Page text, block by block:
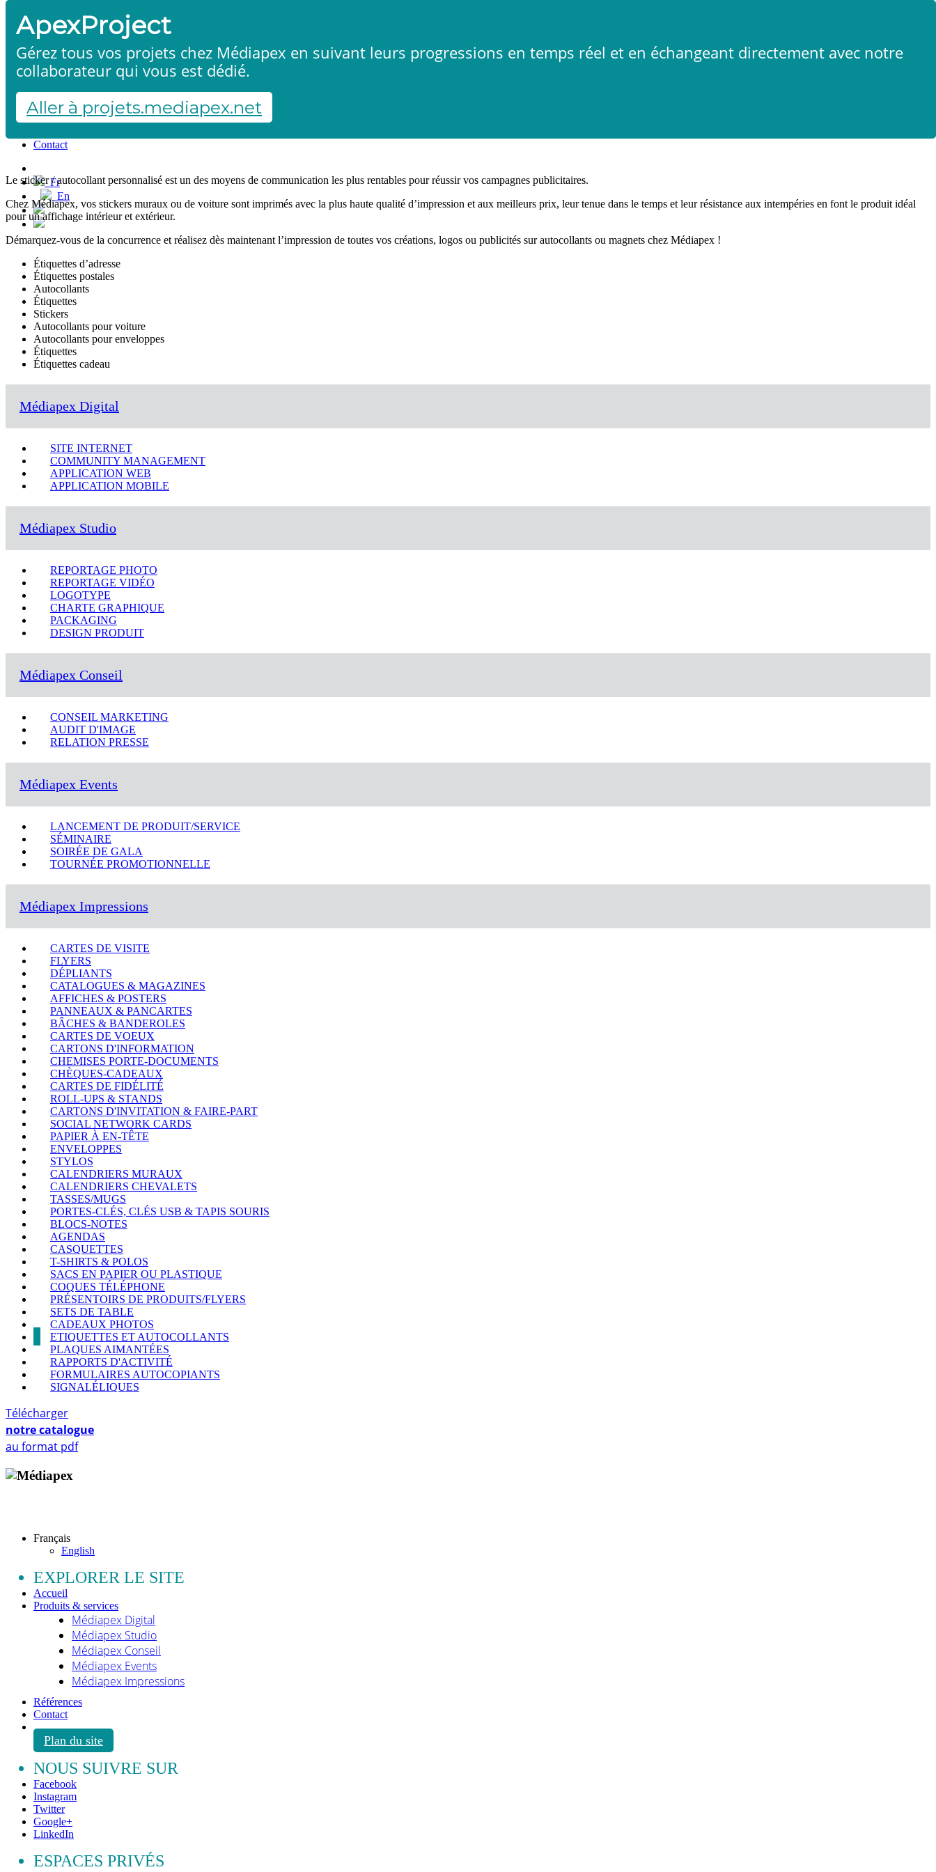
Accueil
Produits & services
Contact
Fr
En
Français
English
Etiquettes et autocollants
Le sticker / autocollant personnalisé est un des moyens de communication les plus rentables pour réussir vos campagnes publicitaires.
Chez Médiapex, vos stickers muraux ou de voiture sont imprimés avec la plus haute qualité d’impression et aux meilleurs prix, leur tenue dans le temps et leur résistance aux intempéries en font le produit idéal
pour un affichage intérieur et extérieur.
Démarquez-vous de la concurrence et réalisez dès maintenant l’impression de toutes vos créations, logos ou publicités sur autocollants ou magnets chez Médiapex !
Étiquettes d’adresse
Étiquettes postales
Autocollants
Étiquettes
Stickers
Autocollants pour voiture
Autocollants pour enveloppes
Étiquettes
Étiquettes cadeau
Médiapex Digital
SITE INTERNET
COMMUNITY MANAGEMENT
APPLICATION WEB
APPLICATION MOBILE
Médiapex Studio
REPORTAGE PHOTO
REPORTAGE VIDÉO
LOGOTYPE
CHARTE GRAPHIQUE
PACKAGING
DESIGN PRODUIT
Médiapex Conseil
CONSEIL MARKETING
AUDIT D'IMAGE
RELATION PRESSE
Médiapex Events
LANCEMENT DE PRODUIT/SERVICE
SÉMINAIRE
SOIRÉE DE GALA
TOURNÉE PROMOTIONNELLE
Médiapex Impressions
CARTES DE VISITE
FLYERS
DÉPLIANTS
CATALOGUES & MAGAZINES
AFFICHES & POSTERS
PANNEAUX & PANCARTES
BÂCHES & BANDEROLES
CARTES DE VOEUX
CARTONS D'INFORMATION
CHEMISES PORTE-DOCUMENTS
CHÈQUES-CADEAUX
CARTES DE FIDÉLITÉ
ROLL-UPS & STANDS
CARTONS D'INVITATION & FAIRE-PART
SOCIAL NETWORK CARDS
PAPIER À EN-TÊTE
ENVELOPPES
STYLOS
CALENDRIERS MURAUX
CALENDRIERS CHEVALETS
TASSES/MUGS
PORTES-CLÉS, CLÉS USB & TAPIS SOURIS
BLOCS-NOTES
AGENDAS
CASQUETTES
T-SHIRTS & POLOS
SACS EN PAPIER OU PLASTIQUE
COQUES TÉLÉPHONE
PRÉSENTOIRS DE PRODUITS/FLYERS
SETS DE TABLE
CADEAUX PHOTOS
ETIQUETTES ET AUTOCOLLANTS
PLAQUES AIMANTÉES
RAPPORTS D'ACTIVITÉ
FORMULAIRES AUTOCOPIANTS
SIGNALÉLIQUES
Télécharger
notre catalogue
au format pdf
Français
English
EXPLORER LE SITE
Accueil
Produits & services
Médiapex Digital
Médiapex Studio
Médiapex Conseil
Médiapex Events
Médiapex Impressions
Références
Contact
Plan du site
NOUS SUIVRE SUR
Facebook
Instagram
Twitter
Google+
LinkedIn
ESPACES PRIVÉS
ApexProject
Gérez tous vos projets chez Médiapex en suivant leurs progressions en temps réel et en échangeant directement avec notre
collaborateur qui vous est dédié.
Aller à projets.mediapex.net